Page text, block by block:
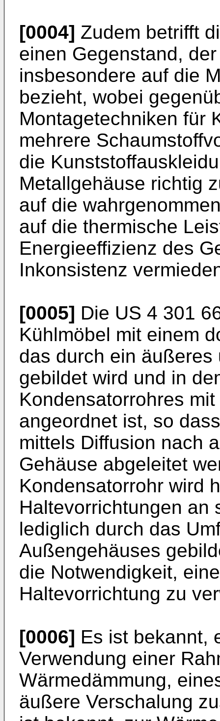
[0004] Zudem betrifft
einen Gegenstand,
insbesondere auf die
bezieht, wobei
Montagetechniken für
mehrere
die
Metallgehäuse richtig
auf die
auf die thermische
Energieeffizienz des
Inkonsistenz
[0005] Die US 4 301
Kühlmöbel mit einem
das durch ein
gebildet wird und in
Kondensatorrohres
angeordnet ist, so
mittels Diffusion nach
Gehäuse abgeleitet
Kondensatorrohr wird
Haltevorrichtungen an
lediglich durch das
Außengehäuses
die Notwendigkeit,
Haltevorrichtung zu
[0006] Es ist bekannt,
Verwendung einer
Wärmedämmung,
äußere Verschalung